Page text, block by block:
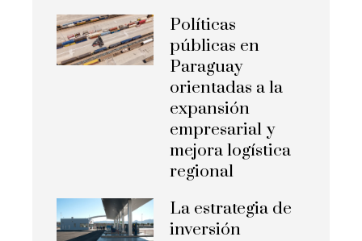
Políticas
públicas en
Paraguay
orientadas a la
expansión
empresarial y
mejora logística
regional
La estrategia de
inversión